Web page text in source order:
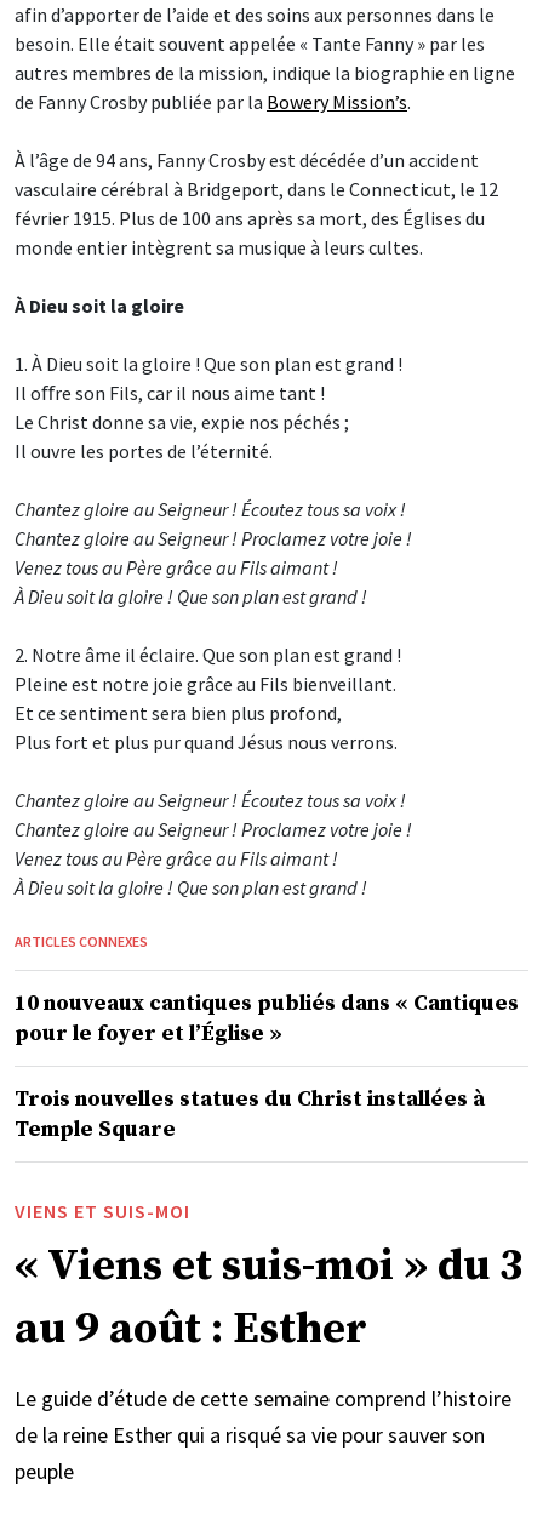
afin d’apporter de l’aide et des soins aux personnes dans le
besoin. Elle était souvent appelée « Tante Fanny » par les
autres membres de la mission, indique la biographie en ligne
de Fanny Crosby publiée par la Bowery Mission’s.
À l’âge de 94 ans, Fanny Crosby est décédée d’un accident
vasculaire cérébral à Bridgeport, dans le Connecticut, le 12
février 1915. Plus de 100 ans après sa mort, des Églises du
monde entier intègrent sa musique à leurs cultes.
À Dieu soit la gloire
1. À Dieu soit la gloire ! Que son plan est grand !
Il oﬀre son Fils, car il nous aime tant !
Le Christ donne sa vie, expie nos péchés ;
Il ouvre les portes de l’éternité.
Chantez gloire au Seigneur ! Écoutez tous sa voix !
Chantez gloire au Seigneur ! Proclamez votre joie !
Venez tous au Père grâce au Fils aimant !
À Dieu soit la gloire ! Que son plan est grand !
2. Notre âme il éclaire. Que son plan est grand !
Pleine est notre joie grâce au Fils bienveillant.
Et ce sentiment sera bien plus profond,
Plus fort et plus pur quand Jésus nous verrons.
Chantez gloire au Seigneur ! Écoutez tous sa voix !
Chantez gloire au Seigneur ! Proclamez votre joie !
Venez tous au Père grâce au Fils aimant !
À Dieu soit la gloire ! Que son plan est grand !
ARTICLES CONNEXES
10 nouveaux cantiques publiés dans « Cantiques
pour le foyer et l’Église »
Trois nouvelles statues du Christ installées à
Temple Square
VIENS ET SUIS-MOI
« Viens et suis-moi » du 3
au 9 août : Esther
Le guide d’étude de cette semaine comprend l’histoire
de la reine Esther qui a risqué sa vie pour sauver son
peuple